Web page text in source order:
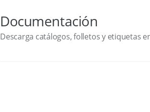
Documentación
Descarga catálogos, folletos y etiquetas